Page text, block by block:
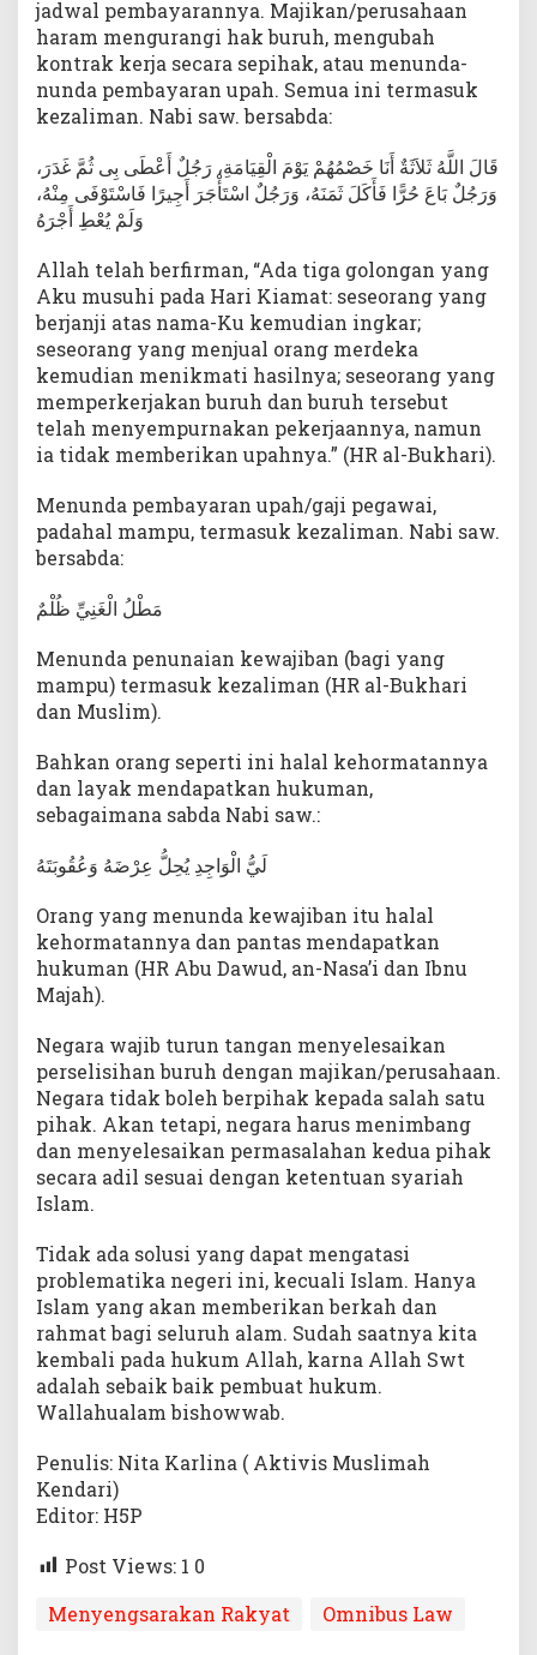
jadwal pembayarannya. Majikan/perusahaan
haram mengurangi hak buruh, mengubah
kontrak kerja secara sepihak, atau menunda-
nunda pembayaran upah. Semua ini termasuk
kezaliman. Nabi saw. bersabda:
قَالَ اللَّهُ ثَلاَثَةٌ أَنَا خَصْمُهُمْ يَوْمَ الْقِيَامَةِ، رَجُلٌ أَعْطَى بِى ثُمَّ غَدَرَ،
وَرَجُلٌ بَاعَ حُرًّا فَأَكَلَ ثَمَنَهُ، وَرَجُلٌ اسْتَأْجَرَ أَجِيرًا فَاسْتَوْفَى مِنْهُ،
وَلَمْ يُعْطِ أَجْرَهُ
Allah telah berfirman, “Ada tiga golongan yang
Aku musuhi pada Hari Kiamat: seseorang yang
berjanji atas nama-Ku kemudian ingkar;
seseorang yang menjual orang merdeka
kemudian menikmati hasilnya; seseorang yang
memperkerjakan buruh dan buruh tersebut
telah menyempurnakan pekerjaannya, namun
ia tidak memberikan upahnya.” (HR al-Bukhari).
Menunda pembayaran upah/gaji pegawai,
padahal mampu, termasuk kezaliman. Nabi saw.
bersabda:
مَطْلُ الْغَنِيِّ ظُلْمٌ
Menunda penunaian kewajiban (bagi yang
mampu) termasuk kezaliman (HR al-Bukhari
dan Muslim).
Bahkan orang seperti ini halal kehormatannya
dan layak mendapatkan hukuman,
sebagaimana sabda Nabi saw.:
لَيُّ الْوَاجِدِ يُحِلُّ عِرْضَهُ وَعُقُوبَتَهُ
Orang yang menunda kewajiban itu halal
kehormatannya dan pantas mendapatkan
hukuman (HR Abu Dawud, an-Nasa’i dan Ibnu
Majah).
Negara wajib turun tangan menyelesaikan
perselisihan buruh dengan majikan/perusahaan.
Negara tidak boleh berpihak kepada salah satu
pihak. Akan tetapi, negara harus menimbang
dan menyelesaikan permasalahan kedua pihak
secara adil sesuai dengan ketentuan syariah
Islam.
Tidak ada solusi yang dapat mengatasi
problematika negeri ini, kecuali Islam. Hanya
Islam yang akan memberikan berkah dan
rahmat bagi seluruh alam. Sudah saatnya kita
kembali pada hukum Allah, karna Allah Swt
adalah sebaik baik pembuat hukum.
Wallahualam bishowwab.
Penulis: Nita Karlina ( Aktivis Muslimah
Kendari)
Editor: H5P
Post Views: 1 0
Menyengsarakan Rakyat
Omnibus Law